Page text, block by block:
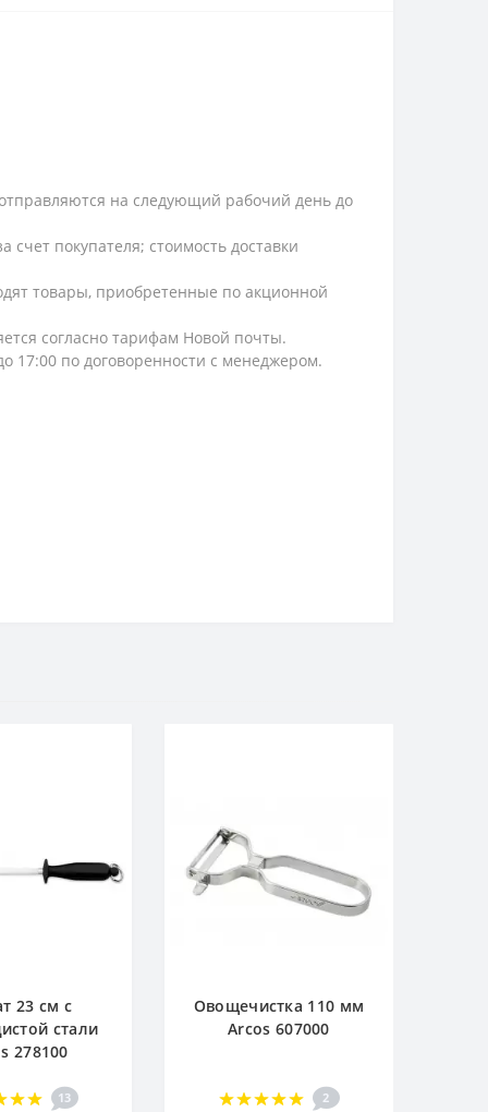
на следующий рабочий день до
покупателя; стоимость доставки
товары, приобретенные по акционной
согласно тарифам Новой почты.
17:00 по договоренности с менеджером.
23 см с
стали
278100
13
Овощечистка 110 мм
Arcos 607000
2